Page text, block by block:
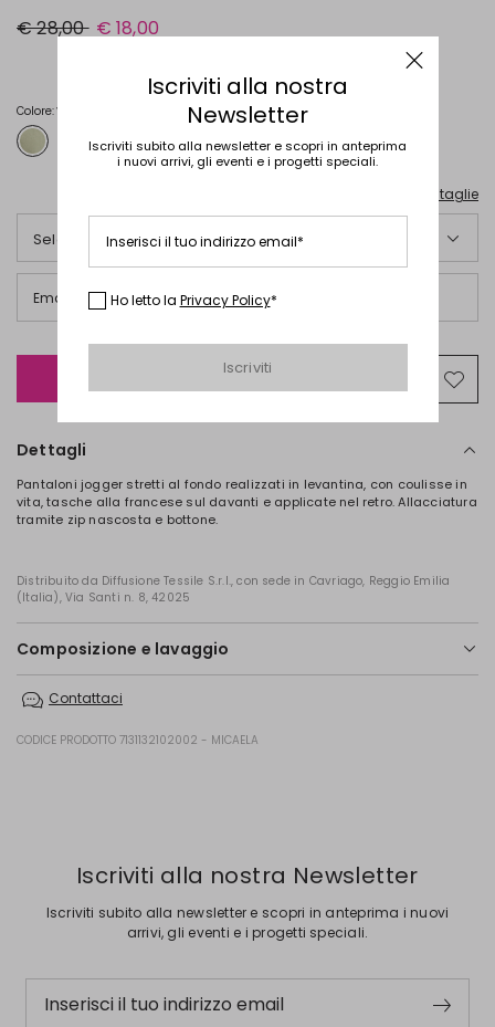
Prezzo
originale
€ 28,00 Nuovo
prezzo
€ 18,00
Colore:Verde Salvia
Guida alle taglie
Seleziona una taglia italiana
Email
Avvisami quando disponibile
nella
Dettagli
Pantaloni jogger stretti al fondo realizzati in levantina, con coulisse in
vita, tasche alla francese sul davanti e applicate nel retro. Allacciatura
tramite zip nascosta e bottone.
Distribuito da Diffusione Tessile S.r.l., con sede in Cavriago, Reggio Emilia
(Italia), Via Santi n. 8, 42025
Composizione e lavaggio
non asciugare in tamburo; asciugare appeso in ombra; ferro tiepido
capo allacciato.; lavare a rovescio.; lavare separatamente.; tinto in
Contattaci
CODICE PRODOTTO 7131132102002 - MICAELA
Iscriviti alla nostra Newsletter
Iscriviti subito alla newsletter e scopri in anteprima i nuovi
arrivi, gli eventi e i progetti speciali.
Inserisci il tuo indirizzo email
Iscriviti alla nostra
Newsletter
Iscriviti subito alla newsletter e scopri in anteprima
i nuovi arrivi, gli eventi e i progetti speciali.
Inserisci il tuo indirizzo email*
Ho letto la Privacy Policy*
Iscriviti